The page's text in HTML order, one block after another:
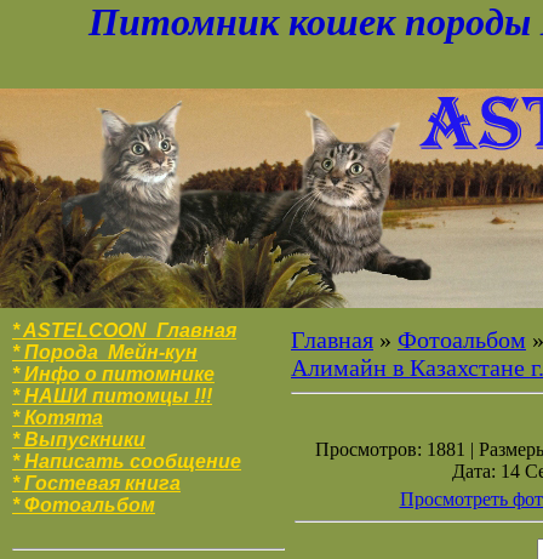
Питомник кошек породы
* ASTELCOON Главная
* Порода Мейн-кун
* Инфо о питомнике
* НАШИ питомцы !!!
* Котята
* Выпускники
* Написать сообщение
* Гостевая книга
* Фотоальбом
Главная » Фотоальбом
Алимайн в Казахстане
Просмотров: 1881 |
Дата: 14
Просмотреть